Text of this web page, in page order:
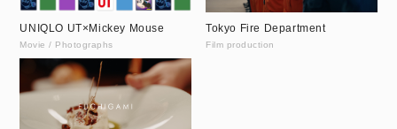
UNIQLO UT×Mickey Mouse
Movie / Photographs
Tokyo Fire Department
Film production